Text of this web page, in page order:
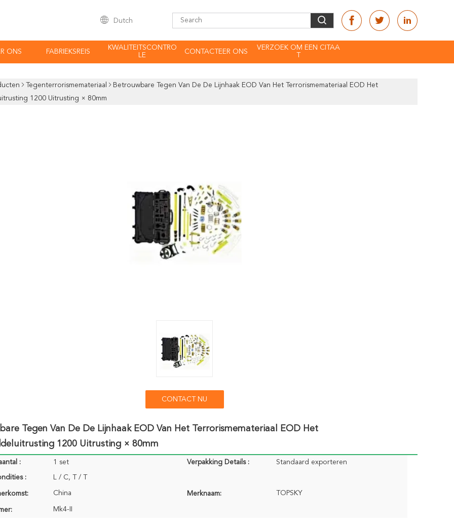
Dutch
ONS FABRIEKSREIS
KWALITEITSCONTRO
LE
CONTACTEER ONS
VERZOEK OM EEN CITAA
Tegenterrorismemateriaal
Betrouwbare Tegen Van De De Lijnhaak EOD Van Het Terrorismemateriaal EOD Het
1200 Uitrusting × 80mm
CONTACT NU
Tegen Van De De Lijnhaak EOD Van Het Terrorismemateriaal EOD Het
1200 Uitrusting × 80mm
: 1 set Verpakking Details : Standaard exporteren
: L / C, T / T
China Merknaam: TOPSKY
Mk4-II